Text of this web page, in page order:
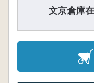
文京倉庫